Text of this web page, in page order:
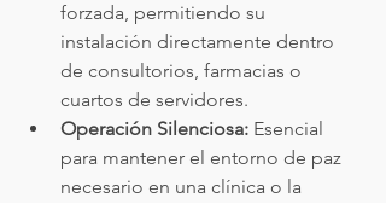
forzada, permitiendo su
instalación directamente dentro
de consultorios, farmacias o
cuartos de servidores.
Operación Silenciosa: Esencial
para mantener el entorno de paz
necesario en una clínica o la